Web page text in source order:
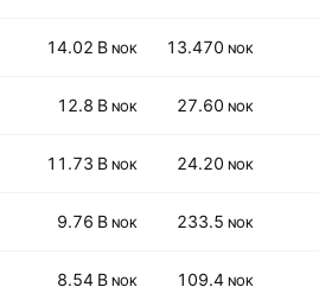
14.02 B NOK 13.470 NOK
12.8 B NOK 27.60 NOK
11.73 B NOK 24.20 NOK
9.76 B NOK 233.5 NOK
8.54 B NOK 109.4 NOK